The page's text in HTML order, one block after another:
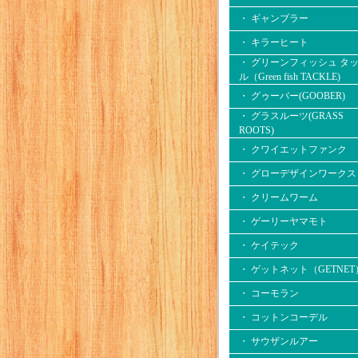
・ ギャンブラー
・ キラーヒート
・ グリーンフィッシュ タ
ル（Green fish TACKLE)
・ グゥーバー(GOOBER)
・ グラスルーツ(GRASS
ROOTS)
・ クワイエットファンク
・ グローデザインワークス
・ クリームワーム
・ ゲーリーヤマモト
・ ケイテック
・ ゲットネット（GETNET
・ コーモラン
・ コットンコーデル
・ サウザンルアー